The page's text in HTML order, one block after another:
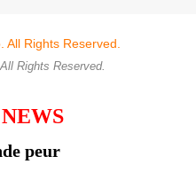
Rights Reserved.
peur